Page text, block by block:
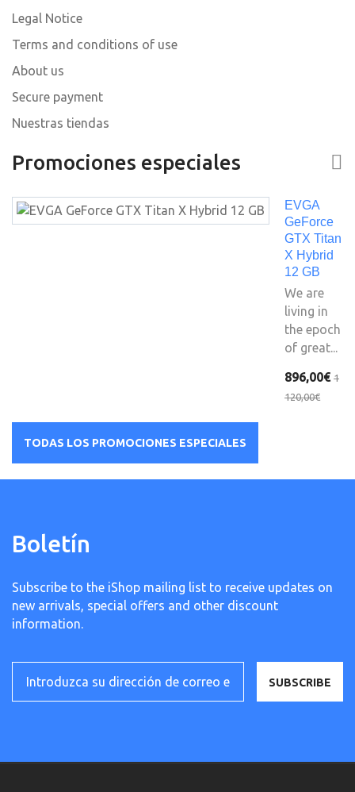
Legal Notice
Terms and conditions of use
About us
Secure payment
Nuestras tiendas
Promociones especiales
EVGA
GeForce
GTX Titan
X Hybrid
12 GB
We are
living in
the epoch
of great...
896,00€ 1
120,00€
TODAS LOS PROMOCIONES ESPECIALES
Boletín
Subscribe to the iShop mailing list to receive updates on
new arrivals, special offers and other discount
information.
SUBSCRIBE